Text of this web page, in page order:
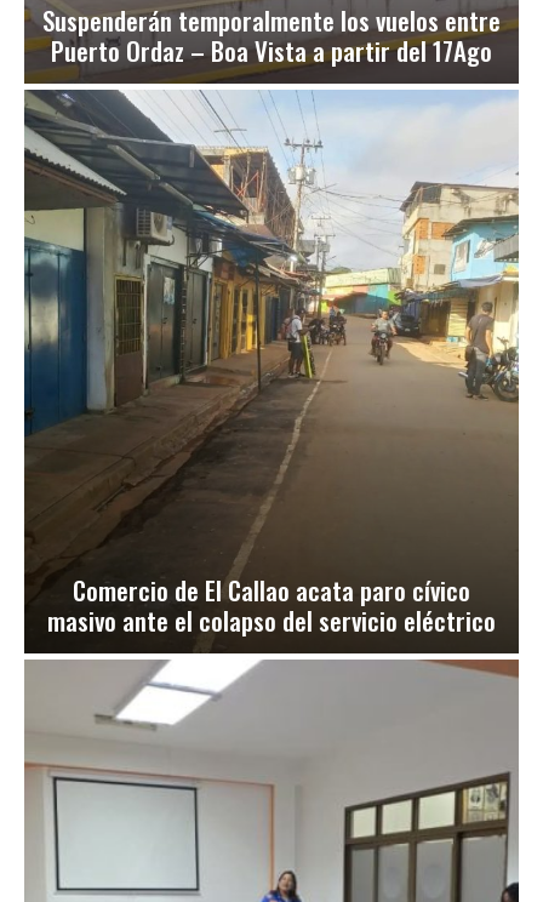
Suspenderán temporalmente los vuelos entre
Puerto Ordaz – Boa Vista a partir del 17Ago
Comercio de El Callao acata paro cívico
masivo ante el colapso del servicio eléctrico